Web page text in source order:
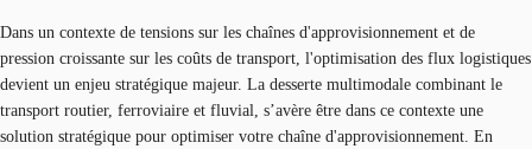
Flex & Co-working
Favoris
Dans un contexte de tensions sur les chaînes d'approvisionnement et de
pression croissante sur les coûts de transport, l'optimisation des flux logistiques
devient un enjeu stratégique majeur. La desserte multimodale combinant le
transport routier, ferroviaire et fluvial, s’avère être dans ce contexte une
solution stratégique pour optimiser votre chaîne d'approvisionnement. En